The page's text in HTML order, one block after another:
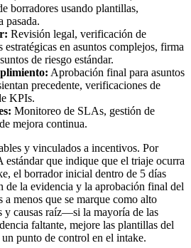
borradores usando plantillas,
pasada.
Revisión legal, verificación de
estratégicas en asuntos complejos, firma
de riesgo estándar.
Aprobación final para asuntos
precedente, verificaciones de
KPIs.
Monitoreo de SLAs, gestión de
mejora continua.
y vinculados a incentivos. Por
estándar que indique que el triaje ocurra
el borrador inicial dentro de 5 días
de la evidencia y la aprobación final del
a menos que se marque como alto
y causas raíz—si la mayoría de las
faltante, mejore las plantillas del
punto de control en el intake.